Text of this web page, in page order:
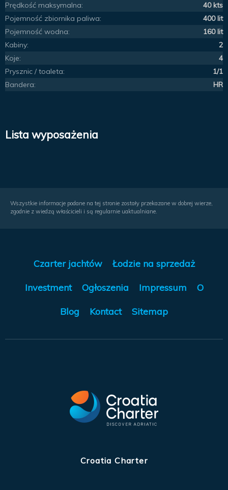
Prędkość maksymalna:
40 kts
Pojemność zbiornika paliwa:
400 lit
Pojemność wodna:
160 lit
Kabiny:
2
Koje:
4
Prysznic / toaleta:
1/1
Bandera:
HR
Lista wyposażenia
Wszystkie informacje podane na tej stronie zostały przekazane w dobrej wierze,
zgodnie z wiedzą właścicieli i są regularnie uaktualniane.
Czarter jachtów Łodzie na sprzedaż
Investment Ogłoszenia Impressum O
Blog Kontact Sitemap
Croatia Charter